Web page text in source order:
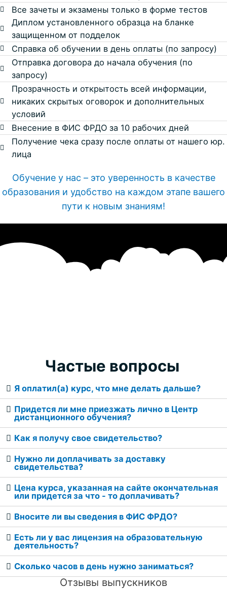
Все зачеты и экзамены только в форме тестов
Диплом установленного образца на бланке
защищенном от подделок
Справка об обучении в день оплаты (по запросу)
Отправка договора до начала обучения (по
запросу)
Прозрачность и открытость всей информации,
никаких скрытых оговорок и дополнительных
условий
Внесение в ФИС ФРДО за 10 рабочих дней
Получение чека сразу после оплаты от нашего юр.
лица
Обучение у нас – это уверенность в качестве
образования и удобство на каждом этапе вашего
пути к новым знаниям!
Частые вопросы
Я оплатил(а) курс, что мне делать дальше?
Придется ли мне приезжать лично в Центр
дистанционного обучения?
Как я получу свое свидетельство?
Нужно ли доплачивать за доставку
свидетельства?
Цена курса, указанная на сайте окончательная
или придется за что - то доплачивать?
Вносите ли вы сведения в ФИС ФРДО?
Есть ли у вас лицензия на образовательную
деятельность?
Сколько часов в день нужно заниматься?
Отзывы выпускников